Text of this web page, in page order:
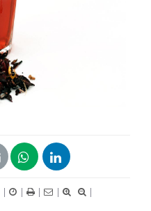
| | | |
|